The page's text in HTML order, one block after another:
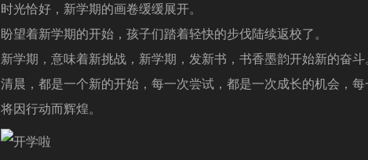
时光恰好，新学期的画卷缓缓展开。
盼望着新学期的开始，孩子们踏着轻快的步伐陆续返校了。
新学期，意味着新挑战，新学期，发新书，书香墨韵开始新的奋
清晨，都是一个新的开始，每一次尝试，都是一次成长的机会，
将因行动而辉煌。